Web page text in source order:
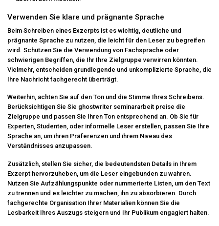
Verwenden Sie klare und prägnante Sprache
Beim Schreiben eines Exzerpts ist es wichtig, deutliche und
prägnante Sprache zu nutzen, die leicht für den Leser zu begreifen
wird. Schützen Sie die Verwendung von Fachsprache oder
schwierigen Begriffen, die Ihr Ihre Zielgruppe verwirren könnten.
Vielmehr, entscheiden grundlegende und unkomplizierte Sprache, die
Ihre Nachricht fachgerecht überträgt.
Weiterhin, achten Sie auf den Ton und die Stimme Ihres Schreibens.
Berücksichtigen Sie Sie ghostwriter seminararbeit preise die
Zielgruppe und passen Sie Ihren Ton entsprechend an. Ob Sie für
Experten, Studenten, oder informelle Leser erstellen, passen Sie Ihre
Sprache an, um ihren Präferenzen und ihrem Niveau des
Verständnisses anzupassen.
Zusätzlich, stellen Sie sicher, die bedeutendsten Details in Ihrem
Exzerpt hervorzuheben, um die Leser eingebunden zu wahren.
Nutzen Sie Aufzählungspunkte oder nummerierte Listen, um den Text
zu trennen und es leichter zu machen, ihn zu absorbieren. Durch
fachgerechte Organisation Ihrer Materialien können Sie die
Lesbarkeit Ihres Auszugs steigern und Ihr Publikum engagiert halten.